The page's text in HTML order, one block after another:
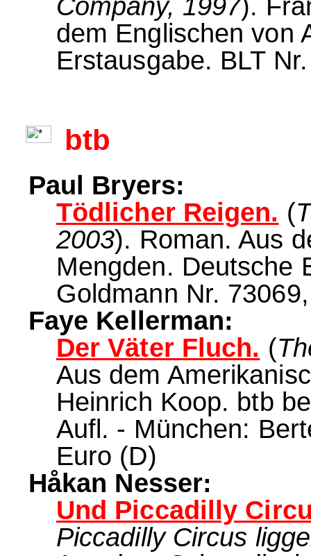
Company, 1997).
dem Englischen von
Erstausgabe. BLT
btb
Paul Bryers:
Tödlicher Reigen. (
2003). Roman. Aus
Mengden. Deutsche
Goldmann Nr.
Faye Kellerman:
Der Väter Fluch. (
Aus dem
Heinrich Koop. btb
Aufl. - München:
Euro (D)
Håkan Nesser:
Und Piccadilly
Piccadilly Circus